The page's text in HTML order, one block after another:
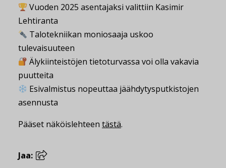
Vuoden 2025 asentajaksi valittiin Kasimir
Lehtiranta
Talotekniikan moniosaaja uskoo
tulevaisuuteen
Älykiinteistöjen tietoturvassa voi olla vakavia
puutteita
Esivalmistus nopeuttaa jäähdytysputkistojen
asennusta
Pääset näköislehteen tästä.
Jaa: